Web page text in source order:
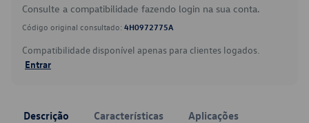
Consulte a compatibilidade fazendo login na sua conta.
Código original consultado: 4H0972775A
Compatibilidade disponível apenas para clientes logados.
Entrar
Descrição Características Aplicações